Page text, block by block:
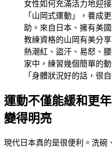
女性如何充滿活力地迎
「山岡式運動」，養成
助。來自日本、擁有美
教練資格的山岡有美分
熱潮紅、盜汗、易怒、
家中，練習幾個簡單的
「身體狀況好的話，很
運動不僅能緩和更
變得明亮
現代日本真的是很便利。洗碗